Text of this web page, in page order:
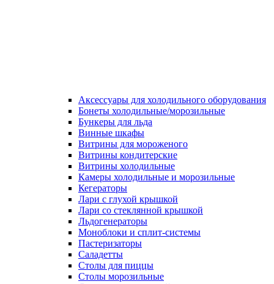
Аксессуары для холодильного оборудования
Бонеты холодильные/морозильные
Бункеры для льда
Винные шкафы
Витрины для мороженого
Витрины кондитерские
Витрины холодильные
Камеры холодильные и морозильные
Кегераторы
Лари с глухой крышкой
Лари со стеклянной крышкой
Льдогенераторы
Моноблоки и сплит-системы
Пастеризаторы
Саладетты
Столы для пиццы
Столы морозильные